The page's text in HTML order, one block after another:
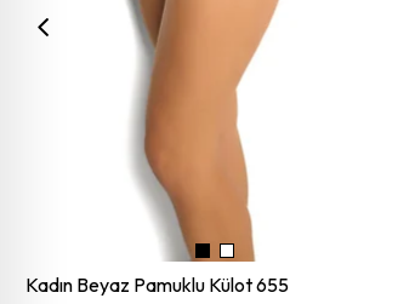
Kadın Beyaz Pamuklu Külot 655